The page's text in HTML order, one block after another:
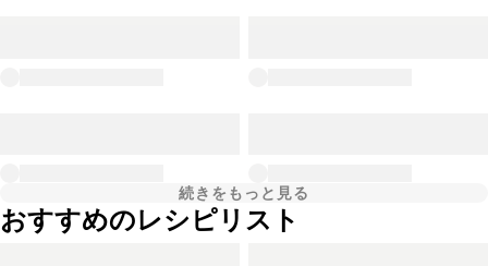
続きをもっと見る
おすすめのレシピリスト